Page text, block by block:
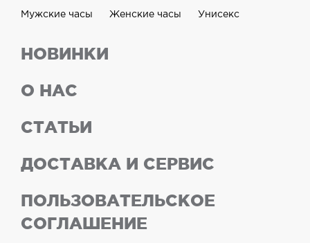
Мужские часы Женские часы Унисекс
НОВИНКИ
О НАС
СТАТЬИ
ДОСТАВКА И СЕРВИС
ПОЛЬЗОВАТЕЛЬСКОЕ
СОГЛАШЕНИЕ